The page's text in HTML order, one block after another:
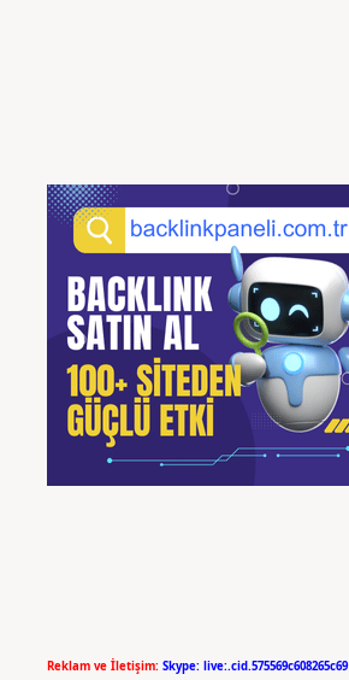
Reklam ve İletişim: Skype: live:.cid.575569c608265c69